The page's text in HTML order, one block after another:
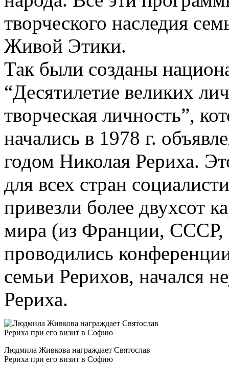
творческого наследия
Живой Этики.
Так были созданы
“Десятилетие великих
творческая личность”,
начались в 1978 г.
годом Николая Рериха.
для всех стран
привезли более двухсот
мира (из Франции,
проводились
семьи Рерихов, начался
Рериха.
Людмила Живкова награждает Святослав
Рериха при его визит в Софию